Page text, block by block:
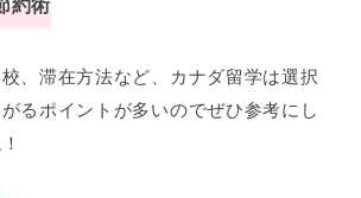
約術
、滞在方法など、カナダ留学は選択
るポイントが多いのでぜひ参考にし